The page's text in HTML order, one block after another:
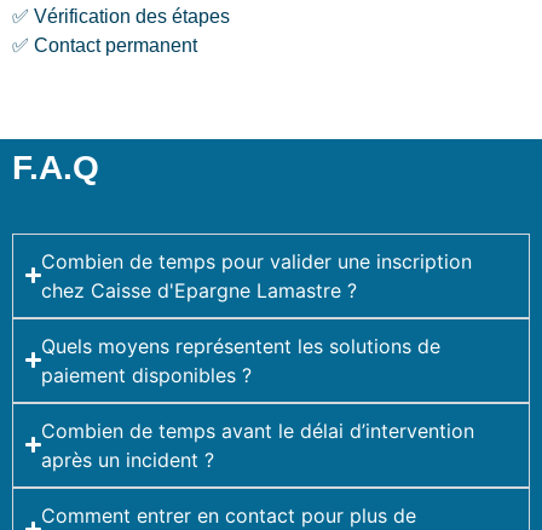
✅ Vérification des étapes
✅ Contact permanent
F.A.Q
Combien de temps pour valider une inscription
chez Caisse d'Epargne Lamastre ?
Quels moyens représentent les solutions de
paiement disponibles ?
Combien de temps avant le délai d’intervention
après un incident ?
Comment entrer en contact pour plus de